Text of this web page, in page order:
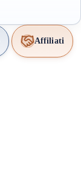
Affiliati